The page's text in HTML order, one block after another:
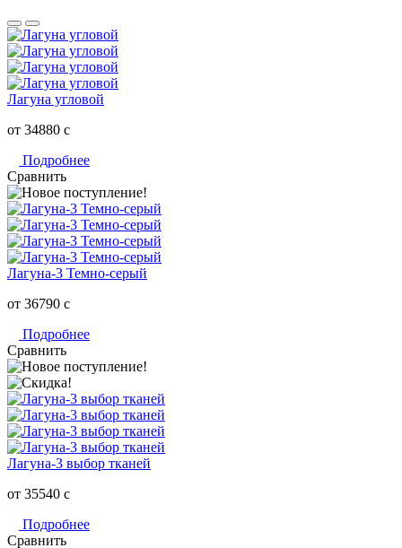
Лагуна угловой
от 34880 c
Подробнее
Сравнить
Лагуна-3 Темно-серый
от 36790 c
Подробнее
Сравнить
Лагуна-3 выбор тканей
от 35540 c
Подробнее
Сравнить